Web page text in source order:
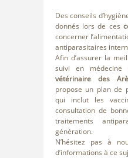
Des conseils
donnés lors de ces
concerner
antiparasitaires
Afin d’assurer la
suivi en médecine
vétérinaire des
propose un plan de
qui inclut les
consultation de
traitements
génération.
N’hésitez pas à
d’informations à ce